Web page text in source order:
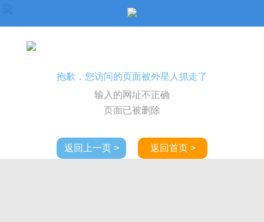
抱歉，您访问的页面被外星人抓走了
输入的网址不正确
页面已被删除
返回上一页 > 返回首页 >